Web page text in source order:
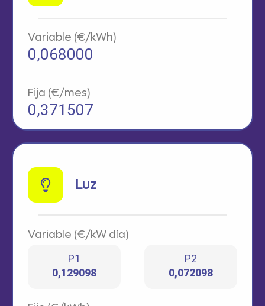
Variable (€/kWh)
0,068000
Fija (€/mes)
0,371507
Luz
Variable (€/kW día)
P1
0,129098
P2
0,072098